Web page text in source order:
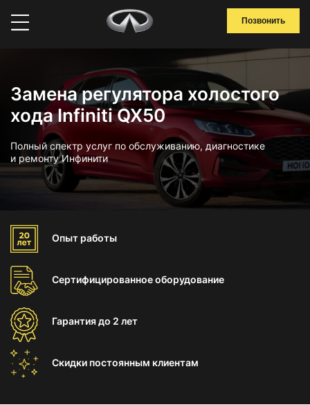
Позвонить
Замена регулятора холостого
хода Infiniti QX50
Полный спектр услуг по обслуживанию, диагностике
и ремонту Инфинити
Опыт работы
Сертифицированноеоборудование
Гарантиядо 2 лет
Скидки постоянным клиентам